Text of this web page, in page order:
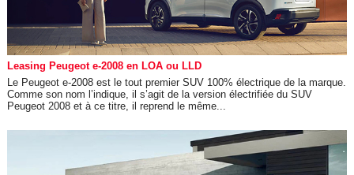
Leasing Peugeot e-2008 en LOA ou LLD
Le Peugeot e-2008 est le tout premier SUV 100% électrique de la marque.
Comme son nom l’indique, il s’agit de la version électrifiée du SUV
Peugeot 2008 et à ce titre, il reprend le même...